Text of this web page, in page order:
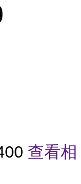
查看相